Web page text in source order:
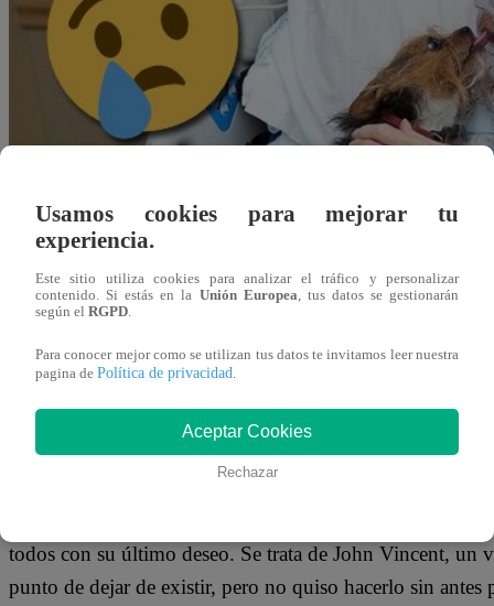
23 de octubre 2019
todos con su último deseo. Se trata de John Vincent, un
punto de dejar de existir, pero no quiso hacerlo sin antes
Usamos cookies para mejorar tu
experiencia.
Este sitio utiliza cookies para analizar el tráfico y personalizar
contenido. Si estás en la Unión Europea , tus datos se gestionarán
según el RGPD
Para conocer mejor como se utilizan tus datos te invitamos leer nuestra
pagina de Política de privacidad
Aceptar Cookies
Rechazar